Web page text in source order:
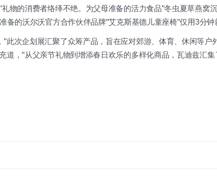
物的消费者络绎不绝。为父母准备的活力食品"冬虫夏草燕窝
备的沃尔沃官方合作伙伴品牌"艾克斯基德儿童座椅"仅用3分
"此次企划展汇聚了众筹产品，旨在应对郊游、体育、休闲等户
道，"从父亲节礼物到增添春日欢乐的多样化商品，瓦迪兹汇